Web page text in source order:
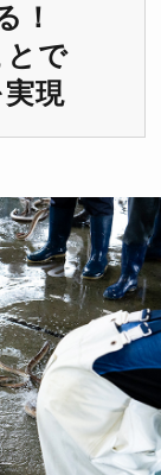
！
とで
現